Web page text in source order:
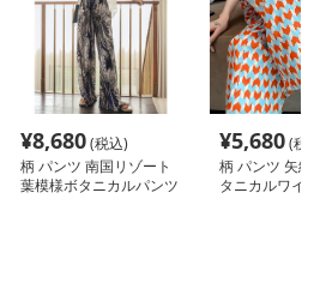
¥8,680(税込)
柄 パンツ 南国リゾート
葉模様ボタニカルパンツ
¥5,680(税
柄 パンツ 矢絣
タニカルワイ